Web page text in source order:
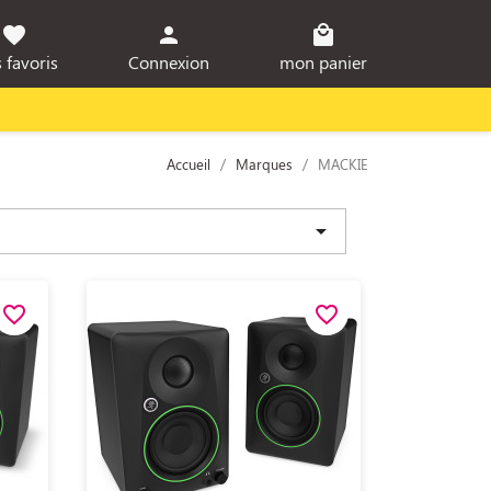
favorite
favoris
person
Connexion
local_mall
mon panier
Accueil Marques MACKIE

favorite_border favorite_border